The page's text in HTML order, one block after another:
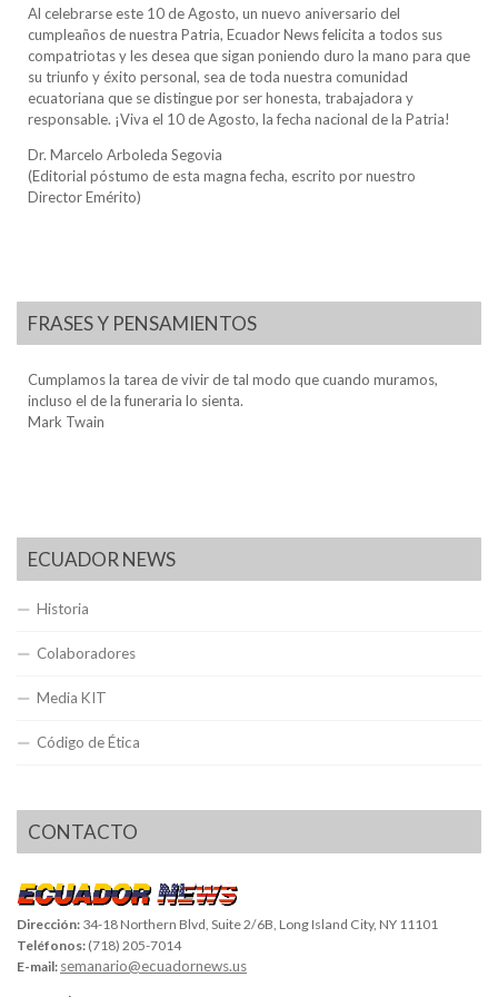
Al celebrarse este 10 de Agosto, un nuevo aniversario del
cumpleaños de nuestra Patria, Ecuador News felicita a todos sus
compatriotas y les desea que sigan poniendo duro la mano para que
su triunfo y éxito personal, sea de toda nuestra comunidad
ecuatoriana que se distingue por ser honesta, trabajadora y
responsable. ¡Viva el 10 de Agosto, la fecha nacional de la Patria!
Dr. Marcelo Arboleda Segovia
(Editorial póstumo de esta magna fecha, escrito por nuestro
Director Emérito)
FRASES Y PENSAMIENTOS
Cumplamos la tarea de vivir de tal modo que cuando muramos,
incluso el de la funeraria lo sienta.
Mark Twain
ECUADOR NEWS
Historia
Colaboradores
Media KIT
Código de Ética
CONTACTO
Dirección: 34-18 Northern Blvd, Suite 2/6B, Long Island City, NY 11101
Teléfonos: (718) 205-7014
E-mail: semanario@ecuadornews.us